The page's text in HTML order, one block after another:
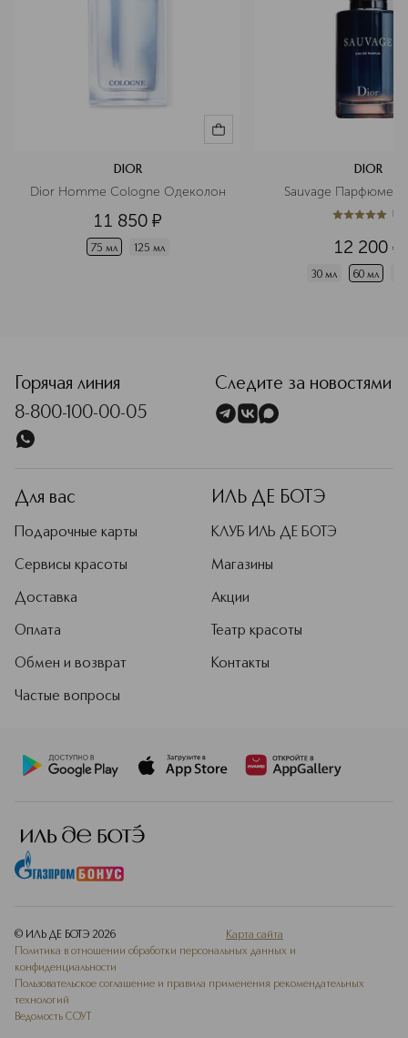
DIOR
Dior Homme Cologne Одеколон
11 850 ¤
75 мл 125 мл
DIOR
Sauvage
5из 51 (
12 200 ¤
30 мл 60 мл
Горячая линия
8-800-100-00-05
Следите за новостями
Для вас
Подарочные карты
Сервисы красоты
Доставка
Оплата
Обмен и возврат
Частые вопросы
ИЛЬ ДЕ БОТЭ
КЛУБ ИЛЬ ДЕ БОТЭ
Магазины
Акции
Театр красоты
Контакты
© ИЛЬ ДЕ БОТЭ 2026
Карта сайта
Политика в отношении обработки персональных данных и
конфиденциальности
Пользовательское соглашение и правила применения рекомендательных
технологий
Ведомость СОУТ